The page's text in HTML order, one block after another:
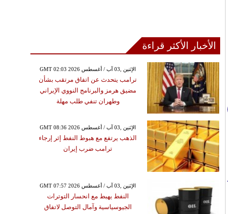
الأخبار الأكثر قراءة
GMT 02:03 2026 الإثنين ,03 آب / أغسطس
ترامب يتحدث عن اتفاق مرتقب بشأن
مضيق هرمز والبرنامج النووي الإيراني
وطهران تنفي طلب مهلة
GMT 08:36 2026 الإثنين ,03 آب / أغسطس
الذهب يرتفع مع هبوط النفط إثر إرجاء
ترامب ضرب إيران
GMT 07:57 2026 الإثنين ,03 آب / أغسطس
النفط يهبط مع انحسار التوترات
الجيوسياسية وآمال التوصل لاتفاق